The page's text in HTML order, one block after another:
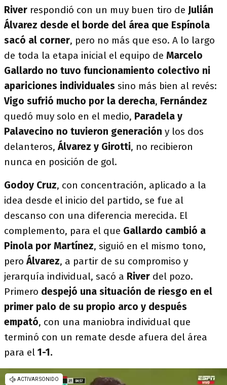
River respondió con un muy buen tiro de Julián
Álvarez desde el borde del área que Espínola
sacó al corner, pero no más que eso. A lo largo
de toda la etapa inicial el equipo de Marcelo
Gallardo no tuvo funcionamiento colectivo ni
apariciones individuales sino más bien al revés:
Vigo sufrió mucho por la derecha, Fernández
quedó muy solo en el medio, Paradela y
Palavecino no tuvieron generación y los dos
delanteros,Álvarez y Girotti, no recibieron
nunca en posición de gol.
Godoy Cruz, con concentración, aplicado a la
idea desde el inicio del partido, se fue al
descanso con una diferencia merecida. El
complemento, para el que Gallardo cambió a
Pinola por Martínez, siguió en el mismo tono,
peroÁlvarez, a partir de su compromiso y
jerarquía individual, sacó a River del pozo.
Primero despejó una situación de riesgo en el
primer palo de su propio arco y después
empató, con una maniobra individual que
terminó con un remate desde afuera del área
para el 1-1.